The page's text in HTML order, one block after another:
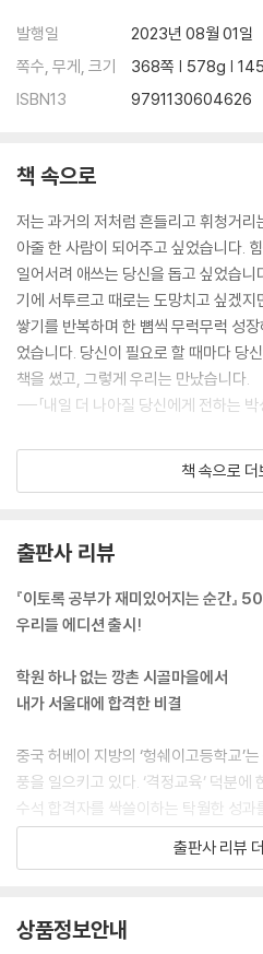
_모든 과목에는 다 배울 만한 이유가 있다
_나는 강하고 단단한 사람이다
_마음을 다지기 좋은 날
05 고생 좀 하기로 마음먹는 순간, 모든
_잘하기 전까지는 좀처럼 재미가 없는
_넘기 힘든 산과 넘지 못할 산은 다르다
_참 좋은 순간을 누려라
Beyond Story 망매지갈(望梅止渴)
PART 3
마음을 키우는 순간, 공부는 재미있어진
_라이벌은 공부할 마음을 빨아먹는 뱀파
_60초 안에 불행해지는 방법
Beyond Story 내가 노량진 수산시장에
07 마법 같은 집중을 만드는 키워드 ‘지
_온전한 마음으로 공부하는 법
_두 번째 화살은 맞지 마라
Beyond Story 점괘의 비결
08 공부할 마음 있는 놈들의 7가지 습관
_습관1. 수직으로 꼿꼿하게 앉는다
_습관2. 한 번에 한 가지 일에만 몰입한
_습관5. 좀처럼 감기에 걸리지 않는다
발행일
2023년 08월 01일
쪽수, 무게, 크기
368쪽 | 578g |
ISBN13
9791130604626
책 속으로
저는 과거의 저처럼 흔들리고 휘청거
아줄 한 사람이 되어주고 싶었습니다.
일어서려 애쓰는 당신을 돕고 싶었습
기에 서투르고 때로는 도망치고 싶겠
쌓기를 반복하며 한 뼘씩 무럭무럭 성
었습니다. 당신이 필요로 할 때마다 당
책을 썼고, 그렇게 우리는 만났습니다.
---「내일 더 나아질 당신에게 전하는 박
공부……. 하라고는 하는데 저에게는 그
느껴지더라고요. 도대체 왜 해야 하는
사람마냥 왠지 모를 불안감이 떨쳐지지
숨어 다니는 사람만의 주눅이라고나 할
어깨 활짝 펴지 못하고 움츠러들어 있었
일이든 대강대강, 얼렁뚱땅. 마치 내일
무렇게나. 활기차게 인생을 준비해야 할
---「열다섯 살, 나는 딱 유치원생 수준이
공부의 재미는 ‘참을성’에서 판가름 나
까지는 꼼짝없이 지루할 수밖에 없거
처음부터 잘하는 사람은 없잖아요. 룰
니 좀처럼 재미를 느낄 수 없는 단계죠.
떻게 하는 건지도 쳐다보고 하다 보면
책 속으로 더
출판사 리뷰
『이토록 공부가 재미있어지는 순간』
우리들 에디션 출시!
학원 하나 없는 깡촌 시골마을에서
내가 서울대에 합격한 비결
중국 허베이 지방의 ‘헝쉐이고등학교’
풍을 일으키고 있다. ‘격정교육’ 덕분
수석 합격자를 싹쓸이하는 탁월한 성과
육’의 핵심은 바로 ‘뼛속까지 마음을 다
중하는 것. 공부하는 일에는 ‘마음’이
‘공부하려고 앉았는데, 딴 생각이 나서
출판사 리뷰
상품정보안내